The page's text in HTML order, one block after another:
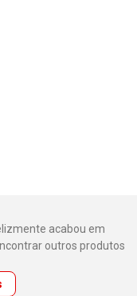
acabou em
outros produtos